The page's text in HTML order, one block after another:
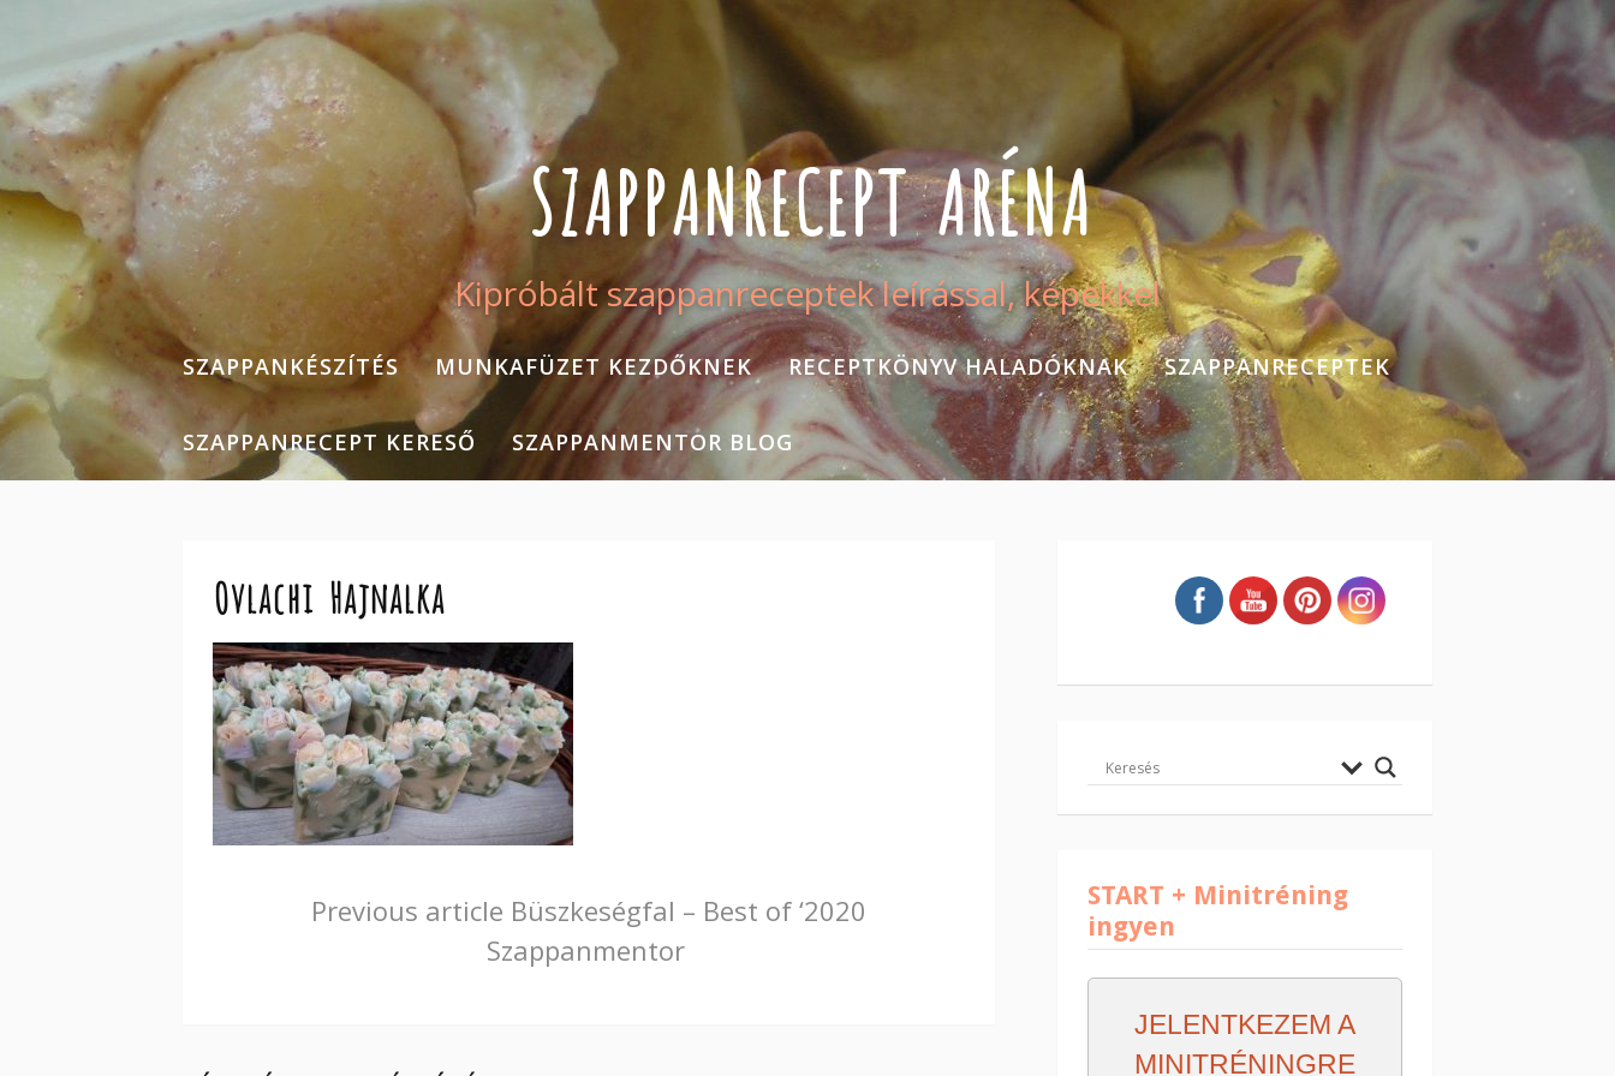
SZAPPANRECEPT ARÉNA
Kipróbált szappanreceptek leírással, képekkel
SZAPPANKÉSZÍTÉS MUNKAFÜZET KEZDŐKNEK RECEPTKÖNYV HALADÓKNAK SZAPPANRECEPTEK
SZAPPANRECEPT KERESŐ SZAPPANMENTOR BLOG
Ovlachi Hajnalka
ContinuePrevious article Büszkeségfal – Best of ‘2020
Szappanmentor
START + Minitréning
ingyen
JELENTKEZEM A
MINITRÉNINGRE